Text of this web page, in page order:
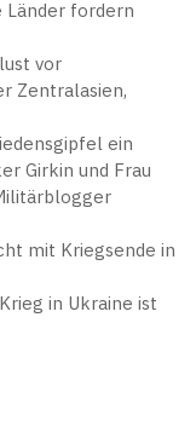
Länder fordern
vor
Zentralasien,
ein
Girkin und Frau
mit Kriegsende in
in Ukraine ist